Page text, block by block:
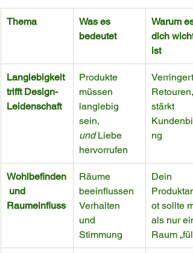
Thema
Was es
bedeutet
Warum
dich
ist
Langlebigkeit
trifft Design-
Leidenschaft
Produkte
müssen
langlebig
sein,
und Liebe
hervorrufen
Verringert
Retouren,
stärkt
ng
Wohlbefinden
und
Raumeinfluss
Räume
beeinflussen
Verhalten
und
Stimmung
Dein
ot sollte
als nur
Raum